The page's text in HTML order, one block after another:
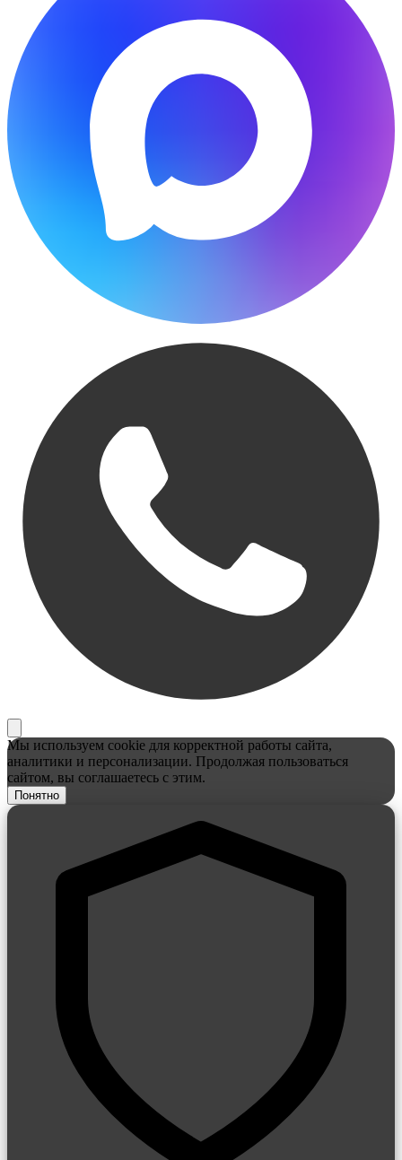
Мы используем cookie для корректной работы сайта,
аналитики и персонализации. Продолжая пользоваться
сайтом, вы соглашаетесь с этим.
Понятно